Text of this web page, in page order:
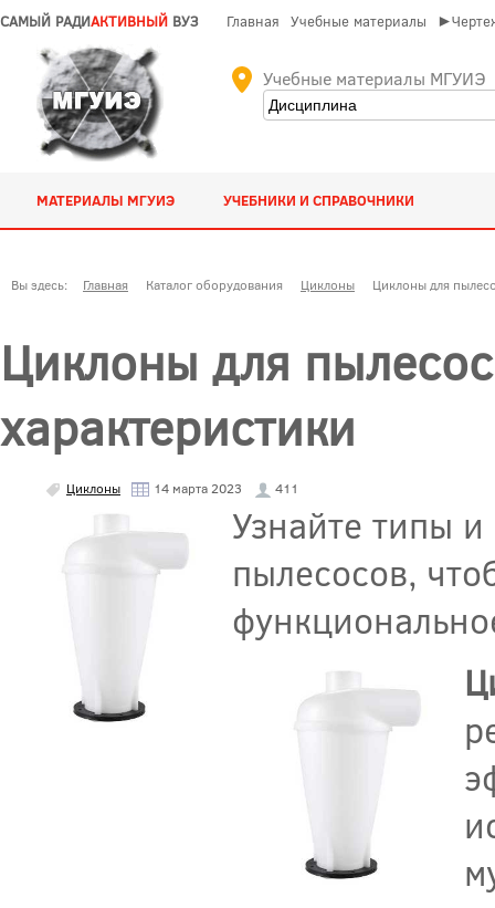
САМЫЙ РАДИАКТИВНЫЙ ВУЗ Главная Учебные материалы
Учебные материалы МГУИЭ
МАТЕРИАЛЫ МГУИЭ УЧЕБНИКИ И СПРАВОЧНИКИ
Вы здесь: Главная Каталог оборудования Циклоны Циклоны для
Циклоны для
характеристики
Циклоны 14 марта 2023 411
Узнайте типы
пылесосов,